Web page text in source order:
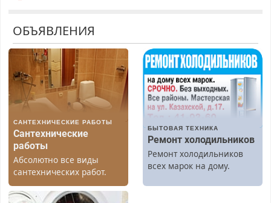
ОБЪЯВЛЕНИЯ
САНТЕХНИЧЕСКИЕ РАБОТЫ
Сантехнические
работы
Абсолютно все виды
сантехнических работ.
Быстро. Качественно.
Недорого.
БЫТОВАЯ ТЕХНИКА
Ремонт холодильников
Ремонт холодильников
всех марок на дому.